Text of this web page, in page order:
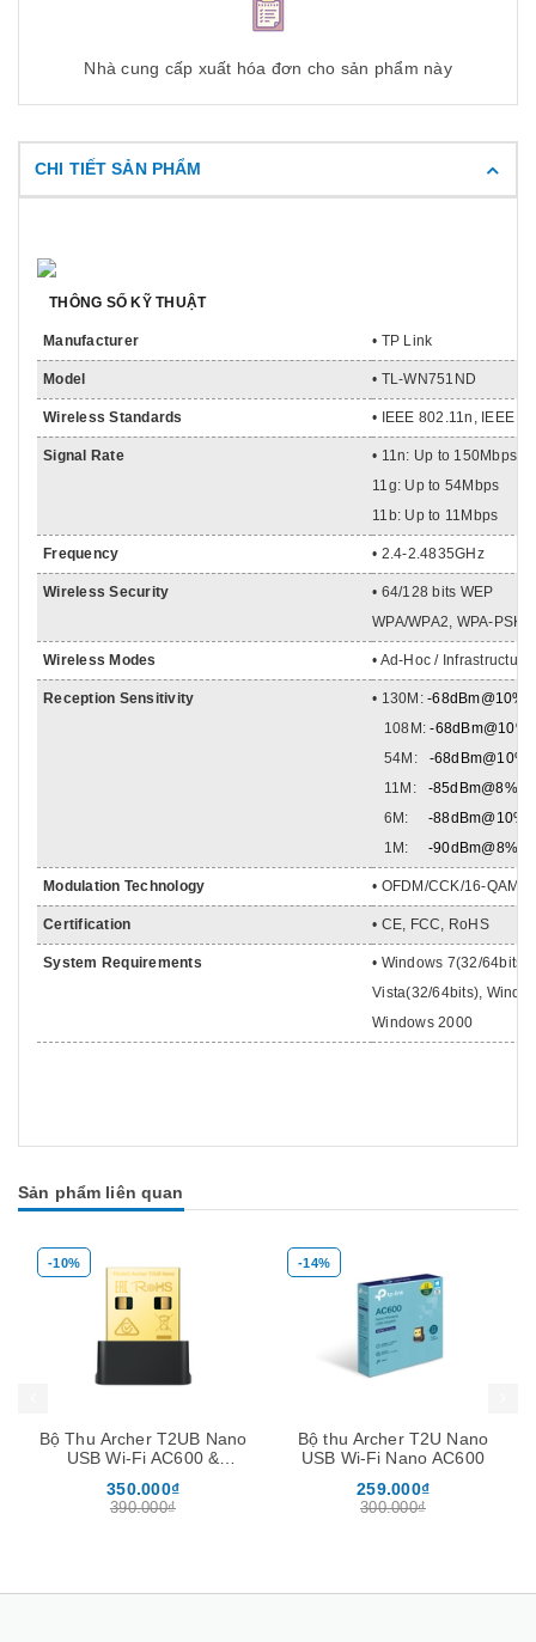
Nhà cung cấp xuất hóa đơn cho sản phẩm này
CHI TIẾT SẢN PHẨM
THÔNG SỐ KỸ THUẬT
Manufacturer • TP Link
Model • TL-WN751ND
Wireless Standards • IEEE 802.11n, IEEE
Signal Rate
• 11n: Up to 150Mbps
11g: Up to 54Mbps
11b: Up to 11Mbps
Frequency • 2.4-2.4835GHz
Wireless Security
• 64/128 bits WEP
WPA/WPA2, WPA-PSK/
Wireless Modes • Ad-Hoc / Infrastructure
Reception Sensitivity • 130M: -68dBm@10%
108M:-68dBm@10%
54M: -68dBm@10%
11M: -85dBm@8%
6M: -88dBm@10%
1M: -90dBm@8%
Modulation Technology • OFDM/CCK/16-QAM/
Certification • CE, FCC, RoHS
System Requirements
• Windows 7(32/
Vista(32/64bits),
Windows 2000
Sản phẩm liên quan
-10%
Bộ Thu Archer T2UB Nano
USB Wi-Fi AC600 &
350.000₫
390.000₫
-14%
Bộ thu Archer T2U Nano
USB Wi-Fi Nano AC600
259.000₫
300.000₫